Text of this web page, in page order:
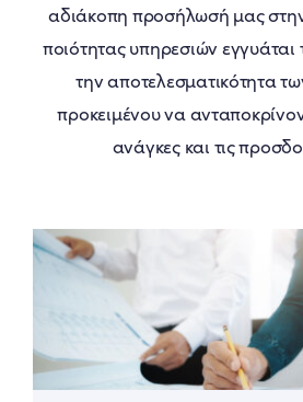
αδιάκοπη προσήλωσή μας
ποιότητας υπηρεσιών εγγυάται
την αποτελεσματικότητα
προκειμένου να
ανάγκες και τις